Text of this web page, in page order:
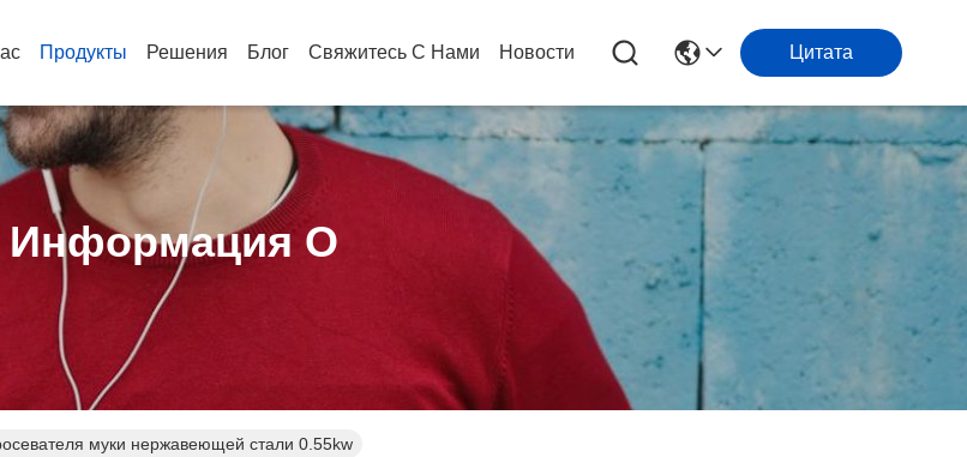
Продукты Решения Блог Свяжитесь С Нами Новости Цитата
Информация О
муки нержавеющей стали 0.55kw